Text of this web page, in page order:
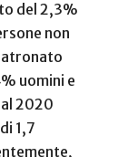
del 2,3%
non
uomini e
2020
1,7